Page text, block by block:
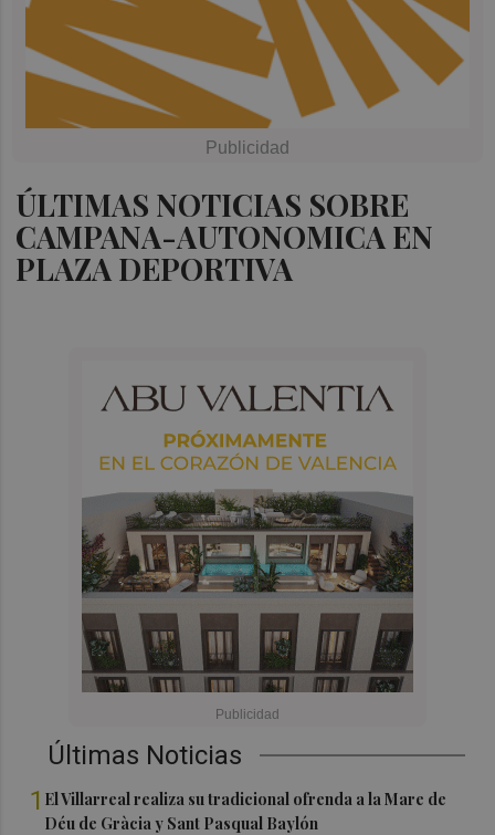
ÚLTIMAS NOTICIAS SOBRE
CAMPANA-AUTONOMICA EN
PLAZA DEPORTIVA
Últimas Noticias
1 El Villarreal realiza su tradicional ofrenda a la Mare de
Déu de Gràcia y Sant Pasqual Baylón